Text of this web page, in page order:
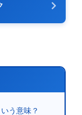
う意味？